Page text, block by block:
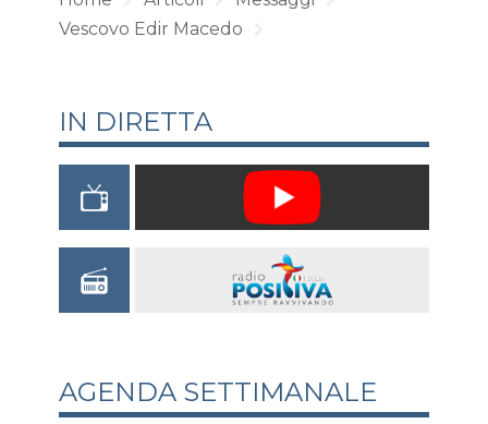
Vescovo Edir Macedo
IN DIRETTA
AGENDA SETTIMANALE